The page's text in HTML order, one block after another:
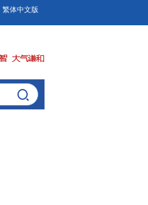
繁体中文版